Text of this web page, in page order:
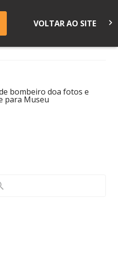
VOLTAR AO SITE keyboard_arrow_right
bombeiro doa fotos e
para Museu